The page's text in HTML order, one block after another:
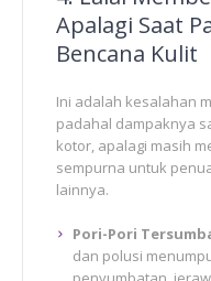
Apalagi Saat
Bencana Kulit
Ini adalah kesalahan
padahal dampaknya
kotor, apalagi masih
sempurna untuk
lainnya.
Pori-Pori
dan polusi